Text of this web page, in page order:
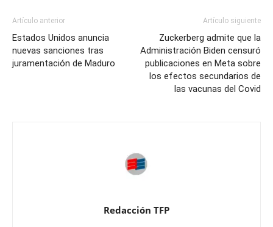
Artículo anterior
Estados Unidos anuncia
nuevas sanciones tras
juramentación de Maduro
Artículo siguiente
Zuckerberg admite que la
Administración Biden censuró
publicaciones en Meta sobre
los efectos secundarios de
las vacunas del Covid
Redacción TFP